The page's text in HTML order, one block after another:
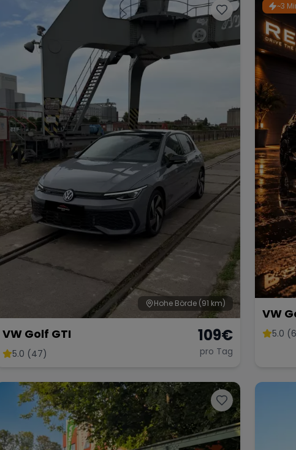
Hohe Börde (91 km)
VW Golf GTI
5.0 (47)
109€
pro Tag
~3
VW
5.0